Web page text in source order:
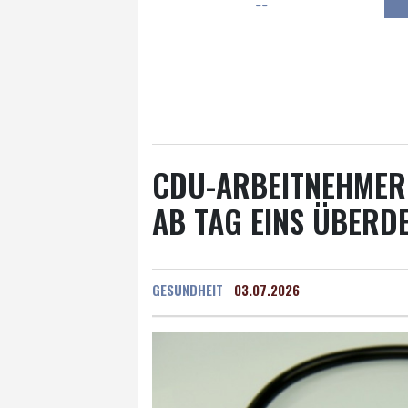
Frankfurt am Main
--
CDU-
AB TAG EINS
GESUNDHEIT 03.07.2026